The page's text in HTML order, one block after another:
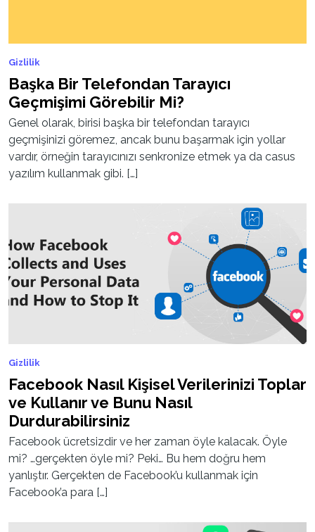
Gizlilik
Başka Bir Telefondan Tarayıcı
Geçmişimi Görebilir Mi?
Genel olarak, birisi başka bir telefondan tarayıcı
geçmişinizi göremez, ancak bunu başarmak için yollar
vardır, örneğin tarayıcınızı senkronize etmek ya da casus
yazılım kullanmak gibi. […]
Gizlilik
Facebook Nasıl Kişisel Verilerinizi Toplar
ve Kullanır ve Bunu Nasıl
Durdurabilirsiniz
Facebook ücretsizdir ve her zaman öyle kalacak. Öyle
mi? …gerçekten öyle mi? Peki… Bu hem doğru hem
yanlıştır. Gerçekten de Facebook’u kullanmak için
Facebook’a para […]